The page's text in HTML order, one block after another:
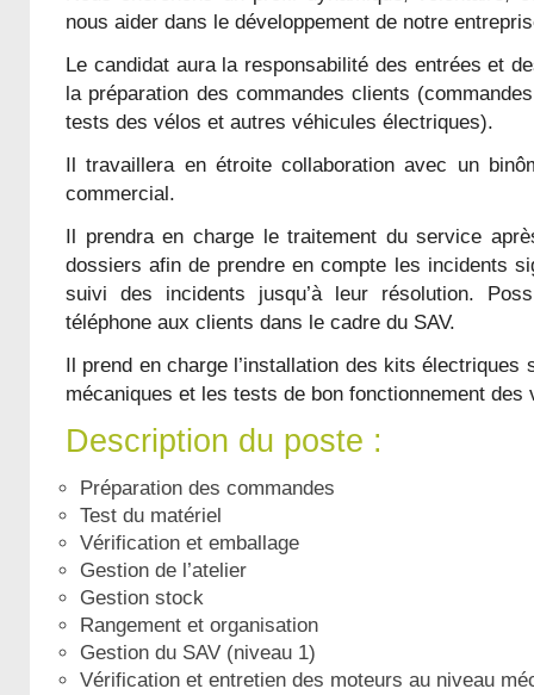
nous aider dans le développement de notre
Le candidat aura la responsabilité des entrées et
la préparation des commandes clients
tests des vélos et autres véhicules électriques).
Il travaillera en étroite collaboration avec un
commercial.
Il prendra en charge le traitement du service
dossiers afin de prendre en compte les incidents
suivi des incidents jusqu’à leur résolution.
téléphone aux clients dans le cadre du SAV.
Il prend en charge l’installation des kits électriques
mécaniques et les tests de bon fonctionnement des
Description du poste :
Préparation des commandes
Test du matériel
Vérification et emballage
Gestion de l’atelier
Gestion stock
Rangement et organisation
Gestion du SAV (niveau 1)
Vérification et entretien des moteurs au niveau